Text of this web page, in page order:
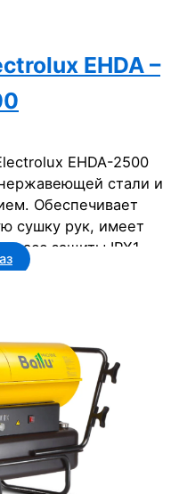
EHDA –
EHDA-2500
стали и
Обеспечивает
сушку рук, имеет
защиты IPX1.
решение для